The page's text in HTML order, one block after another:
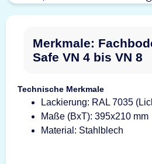
Merkmale:
Safe VN 4 bis VN 8
Technische Merkmale
Lackierung: RAL 7035
Maße (BxT): 395x210 mm
Material: Stahlblech